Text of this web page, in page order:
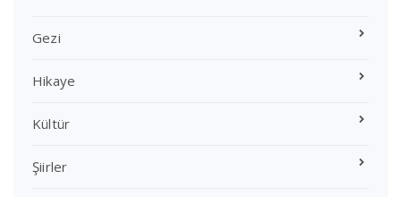
Gezi
Hikaye
Kültür
Şiirler